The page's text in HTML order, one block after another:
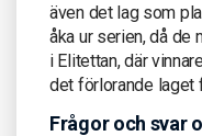
även det lag som
åka ur serien, då de
i Elitettan, där
det förlorande laget
Frågor och svar